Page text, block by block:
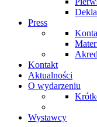
Press
Kontakt
Aktualności
O wydarzeniu
Wystawcy